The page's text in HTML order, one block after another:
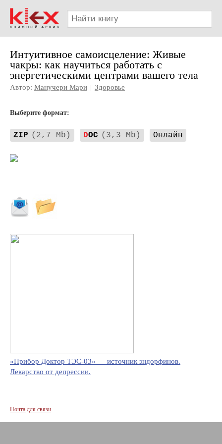
Интуитивное самоисцеление: Живые
чакры: как научиться работать с
энергетическими центрами вашего тела
Автор: Манучери Мари | Здоровье
Выберите формат:
ZIP (2,7 Mb) DOC (3,3 Mb) Онлайн
«Прибор Доктор ТЭС-03» — источник эндорфинов.
Лекарство от депрессии.
Почта для связи